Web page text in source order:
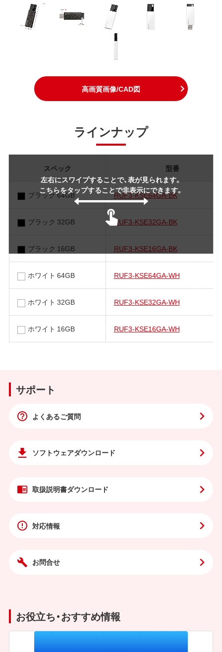
高画質画像/CAD図
ラインナップ
左右にスワイプすることで、表が見られます。
こちらをタップすることで非表示にできます。
スペック 型番
ブラック 64GB RUF3-KSE64GA-BK
ブラック 32GB RUF3-KSE32GA-BK
ブラック 16GB RUF3-KSE16GA-BK
ホワイト 64GB RUF3-KSE64GA-WH
ホワイト 32GB RUF3-KSE32GA-WH
ホワイト 16GB RUF3-KSE16GA-WH
サポート
よくあるご質問
ソフトウェアダウンロード
取扱説明書ダウンロード
対応情報
お問合せ
お役立ち・おすすめ情報